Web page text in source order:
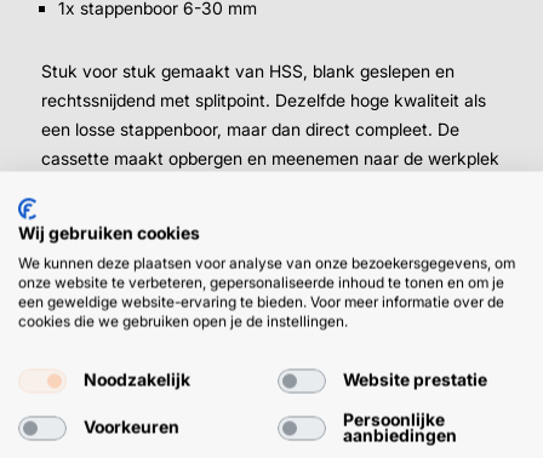
1x stappenboor 6-30 mm
Stuk voor stuk gemaakt van HSS, blank geslepen en
rechtssnijdend met splitpoint. Dezelfde hoge kwaliteit als
een losse stappenboor, maar dan direct compleet. De
cassette maakt opbergen en meenemen naar de werkplek
Direct een koffertje stappenboren
bestellen
niet per klus wil nadenken welke boor je meeneemt. Met
deze set heb je gaten van 4 tot 30 mm gedekt. Handig
bijvoorbeeld voor het opboren van kleine kabeldoorvoeren
Wij gebruiken cookies
We kunnen deze plaatsen voor analyse van onze bezoekersgegevens, om
onze website te verbeteren, gepersonaliseerde inhoud te tonen en om je
een geweldige website-ervaring te bieden. Voor meer informatie over de
cookies die we gebruiken open je de instellingen.
Noodzakelijk Website prestatie
Voorkeuren
Persoonlijke
aanbiedingen